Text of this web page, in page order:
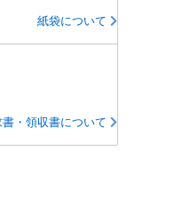
紙袋について
・領収書について